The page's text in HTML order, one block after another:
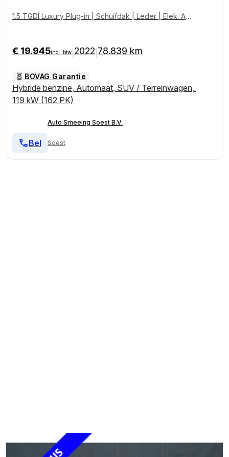
1.5 TGDI Luxury Plug-in | Schuifdak | Leder | Elek. Ac
€ 19.945incl. btw 2022 78.839 km
BOVAG Garantie
Hybride benzine, Automaat, SUV / Terreinwagen,
119 kW (162 PK)
Auto Smeeing Soest B.V.
Soest
Bel